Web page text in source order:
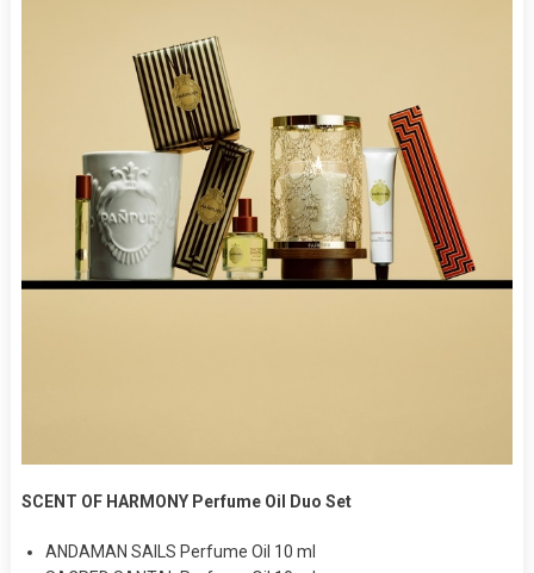
SCENT OF HARMONY Perfume Oil Duo Set
ANDAMAN SAILS Perfume Oil 10 ml